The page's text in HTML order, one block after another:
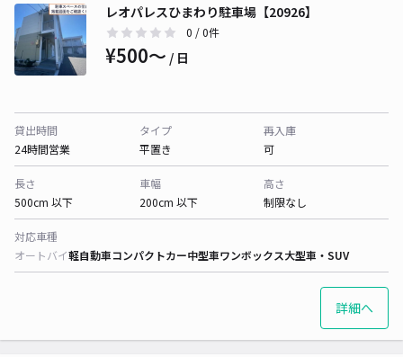
レオパレスひまわり駐車場【20926】
0 / 0件
¥500〜 / 日
貸出時間
24時間営業
タイプ
平置き
再入庫
可
長さ
500cm 以下
車幅
200cm 以下
高さ
制限なし
対応車種
オートバイ軽自動車コンパクトカー中型車ワンボックス大型車・SUV
詳細へ